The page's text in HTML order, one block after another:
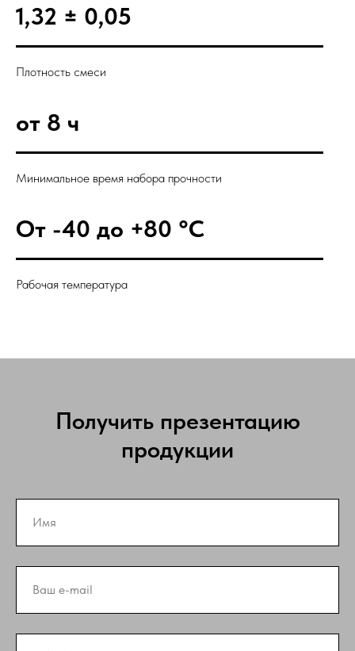
1,32 ± 0,05
Плотность смеси
от 8 ч
Минимальное время набора прочности
От -40 до +80 °С
Рабочая температура
Получить презентацию
продукции